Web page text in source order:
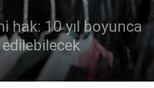
hak: 10 yıl boyunca